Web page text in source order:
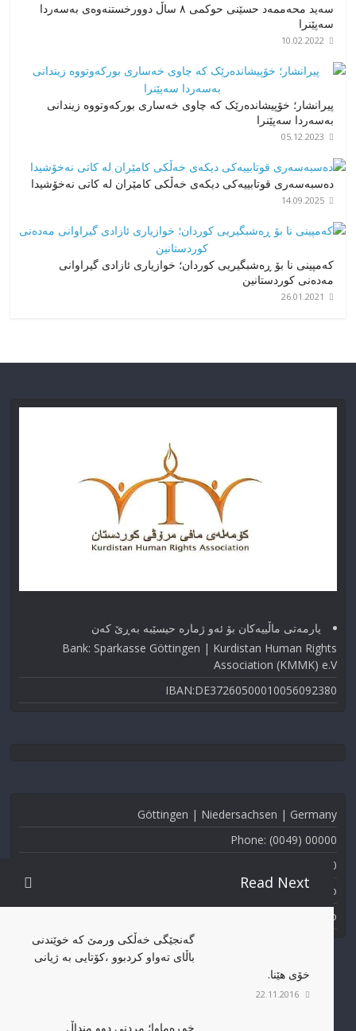
سەید محەممەد حسێنی حوکمی ٨ ساڵ دوورخستنەوەی بەسەردا
سەپێنرا
10.02.2022
پیرانشار؛ خۆپیشاندەرێک کە چاوی خەساری بورکەوتووە زیندانی
بەسەردا سەپێنرا
05.12.2023
دەسبەسەری قوتابییەکی دیکەی خەڵکی کامێران لە کاتی نەخۆشیدا
14.09.2025
کەمپینی نا بۆ ڕەشبگیریی کوردان؛ خوازیاری ئازادی گیراوانی
مەدەنی کوردستانین
26.01.2021
یارمەتی ماڵییەکان بۆ ئەو ژماره حیسێبە بەڕێ کەن
Bank: Sparkasse Göttingen | Kurdistan Human Rights
Association (KMMK) e.V
IBAN:DE37260500010056092380
Göttingen | Niedersachsen | Germany
Phone: (0049) 00000
Fax: (0049) 000-000
Email: info@kmmk.info
Website: www.kmmk.info
Read Next
گەنجێگی خەڵکی ورمێ کە خوێندنی
باڵای تەواو کردبوو ،کۆتایی بە ژیانی
خۆی هێنا.
22.11.2016
خوڕەماوا؛ مردنی دوو منداڵ